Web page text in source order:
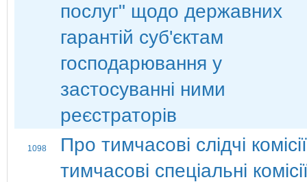
послуг" щодо державних
гарантій суб'єктам
господарювання у
застосуванні ними
реєстраторів
1098
Про тимчасові слідчі комісії
тимчасові спеціальні